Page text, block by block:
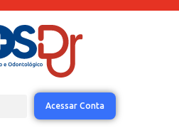
Acessar Conta